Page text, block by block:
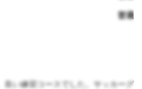
普通
良い練習コースでした。サッカーグ